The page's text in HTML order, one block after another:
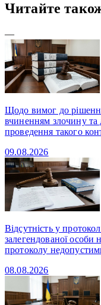
Читайте
—
Щодо вимог до
вчиненням злочину та
проведення такого
09.08.2026
Відсутність у
залегендованої особи
протоколу
08.08.2026